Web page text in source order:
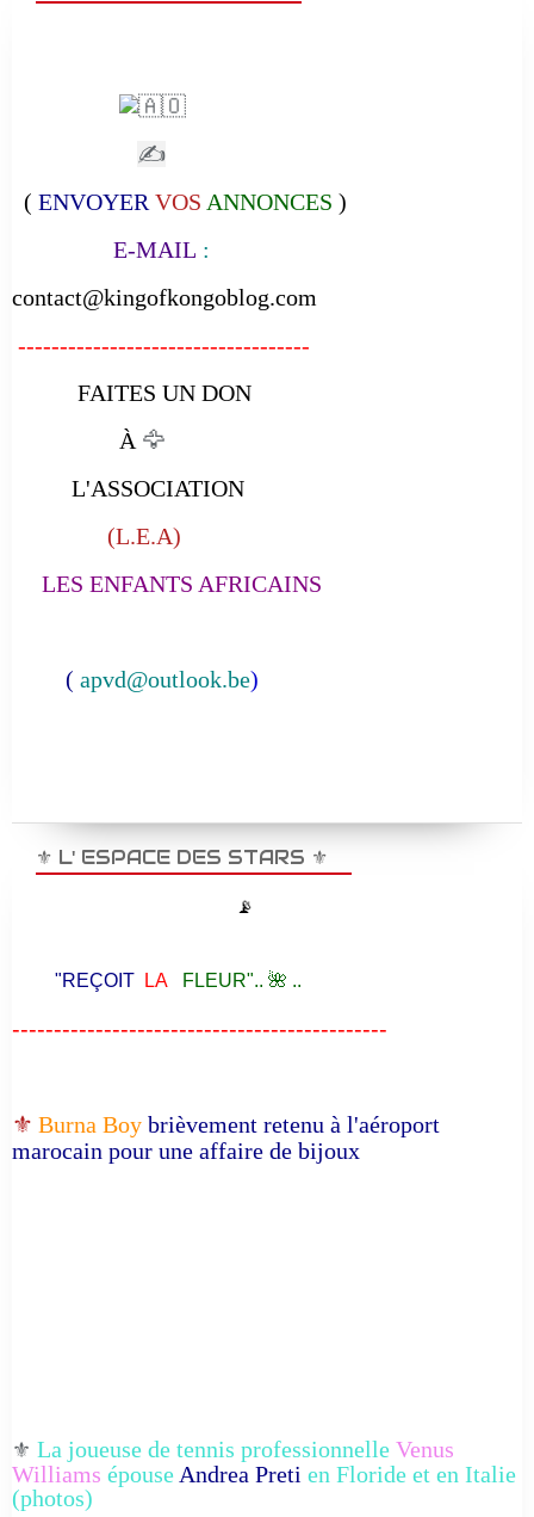
✍
( ENVOYER VOS ANNONCES )
E-MAIL :
contact@kingofkongoblog.com
-----------------------------------
FAITES UN DON
À 🦅
L'ASSOCIATION
(L.E.A)
LES ENFANTS AFRICAINS
( apvd@outlook.be)
⚜️ L' ESPACE DES STARS ⚜️
📡
"REÇOIT LA FLEUR".. 🌺 ..
---------------------------------------------
⚜️ Burna Boy brièvement retenu à l'aéroport
marocain pour une affaire de bijoux
⚜️ La joueuse de tennis professionnelle Venus
Williams épouse Andrea Preti en Floride et en Italie
(photos)